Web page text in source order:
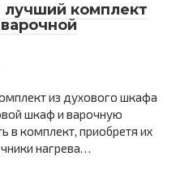
лучший комплект
из духового шкафа
шкаф и варочную
в комплект, приобретя их
нагрева…